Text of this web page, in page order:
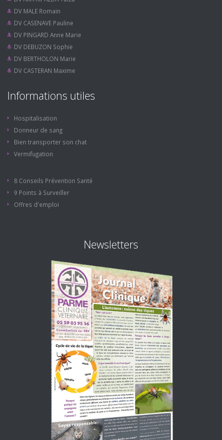
DV MALE Romain
DV CASENAVE Pauline
DV PINGARD Anne Marie
DV DEBUZON Sophie
DV BERTHOLON Marie
DV CASTERAN Maxime
Informations utiles
Hospitalisation
Donneur de sang
Bien transporter son chat
Vermifugation
8 Conseils Prévention Santé
9 Points à Surveiller
Offres d'emploi
Newsletters